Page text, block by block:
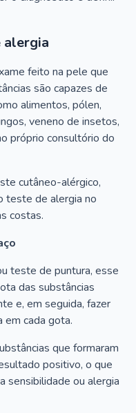
alergia
feito na pele que
são capazes de
alimentos, pólen,
veneno de insetos,
próprio consultório do
cutâneo-alérgico,
teste de alergia no
costas.
teste de puntura, esse
das substâncias
e, em seguida, fazer
em cada gota.
que formaram
positivo, o que
sensibilidade ou alergia